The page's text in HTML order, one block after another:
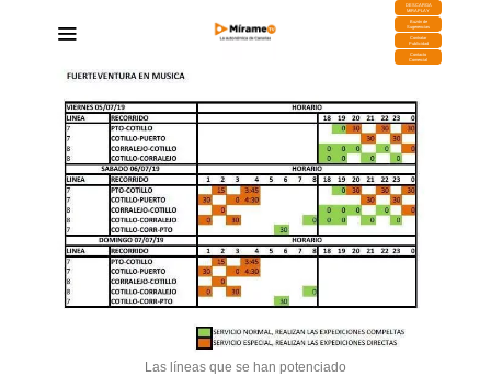
DESCARGA
MIRAPLAY
Buzón de
Sugerencias
Contratar
Publicidad
Contacto
Comercial
Las líneas que se han potenciado